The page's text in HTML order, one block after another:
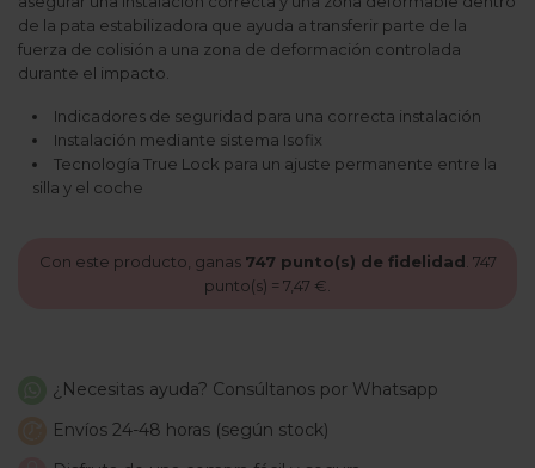
de la pata estabilizadora que ayuda a transferir parte de la
fuerza de colisión a una zona de deformación controlada
durante el impacto.
Indicadores de seguridad para una correcta instalación
Instalación mediante sistema Isofix
Tecnología True Lock para un ajuste permanente entre la
silla y el coche
Con este producto, ganas 747 punto(s) de fidelidad 747
punto(s) = 7,47 €
¿Necesitas ayuda? Consúltanos por Whatsapp
Envíos 24-48 horas (según stock)